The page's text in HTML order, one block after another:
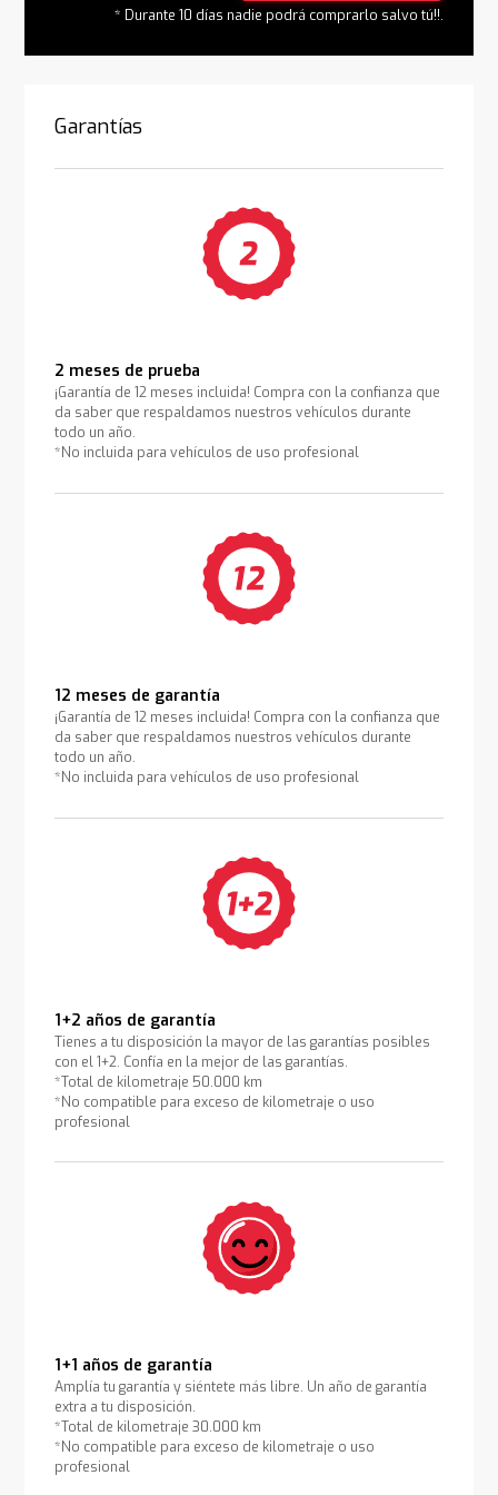
* Durante 10 días nadie podrá comprarlo salvo tú!!.
Garantías
2 meses de prueba
¡Garantía de 12 meses incluida! Compra con la confianza que
da saber que respaldamos nuestros vehículos durante
todo un año.
*No incluida para vehículos de uso profesional
12 meses de garantía
¡Garantía de 12 meses incluida! Compra con la confianza que
da saber que respaldamos nuestros vehículos durante
todo un año.
*No incluida para vehículos de uso profesional
1+2 años de garantía
Tienes a tu disposición la mayor de las garantías posibles
con el 1+2. Confía en la mejor de las garantías.
*Total de kilometraje 50.000 km
*No compatible para exceso de kilometraje o uso
profesional
1+1 años de garantía
Amplía tu garantía y siéntete más libre. Un año de garantía
extra a tu disposición.
*Total de kilometraje 30.000 km
*No compatible para exceso de kilometraje o uso
profesional